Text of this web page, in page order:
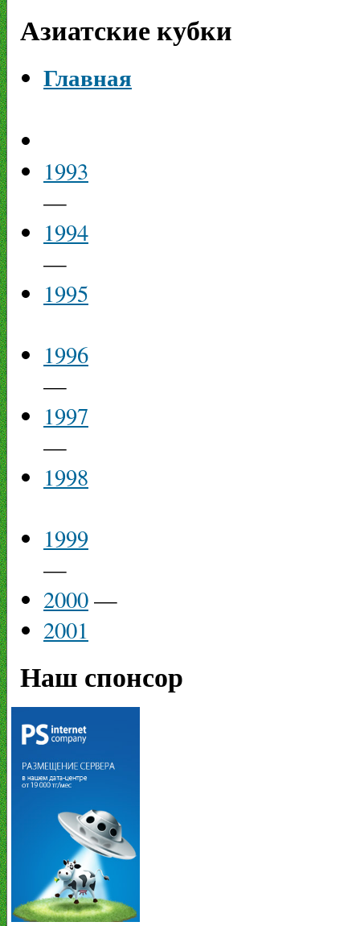
Азиатские кубки
Главная
1993
—
1994
—
1995
1996
—
1997
—
1998
1999
—
2000—
2001
Наш спонсор